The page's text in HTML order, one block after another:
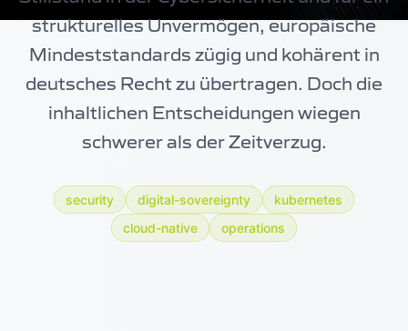
strukturelles Unvermögen, europäische
Mindeststandards zügig und kohärent in
deutsches Recht zu übertragen. Doch die
inhaltlichen Entscheidungen wiegen
schwerer als der Zeitverzug.
security digital-sovereignty
kubernetes
cloud-native
operations